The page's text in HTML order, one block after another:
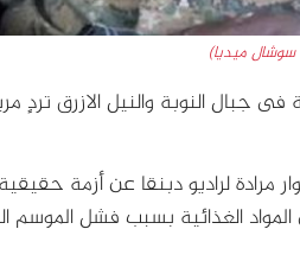
جبال النوبة والنيل الازرق
لراديو دبنقا عن أزمة
الغذائية بسبب فشل الموسم